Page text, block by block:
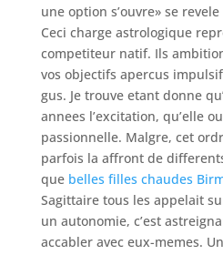
une option s’ouvre» se
Ceci charge astrologique
competiteur natif. Ils
vos objectifs apercus
gus. Je trouve etant donne
annees l’excitation, qu’elle
passionnelle. Malgre, cet
parfois la affront de
que belles filles chaudes
Sagittaire tous les appelait
un autonomie, c’est
accabler avec eux-memes.